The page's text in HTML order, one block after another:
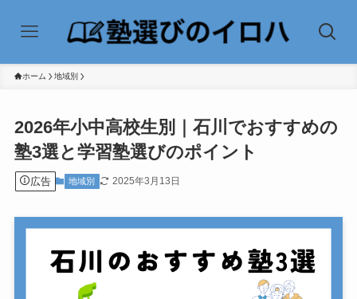
ホーム 地域別
2026年小中高校生別｜石川でおすすめの
塾3選と学習塾選びのポイント
広告 地域別 2025年3月13日